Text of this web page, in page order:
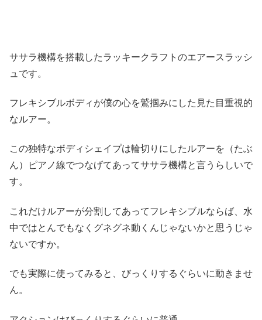
ササラ機構を搭載したラッキークラフトのエアースラッシ
ュです。
フレキシブルボディが僕の心を鷲掴みにした見た目重視的
なルアー。
この独特なボディシェイプは輪切りにしたルアーを（たぶ
ん）ピアノ線でつなげてあってササラ機構と言うらしいで
す。
これだけルアーが分割してあってフレキシブルならば、水
中ではとんでもなくグネグネ動くんじゃないかと思うじゃ
ないですか。
でも実際に使ってみると、びっくりするぐらいに動きませ
ん。